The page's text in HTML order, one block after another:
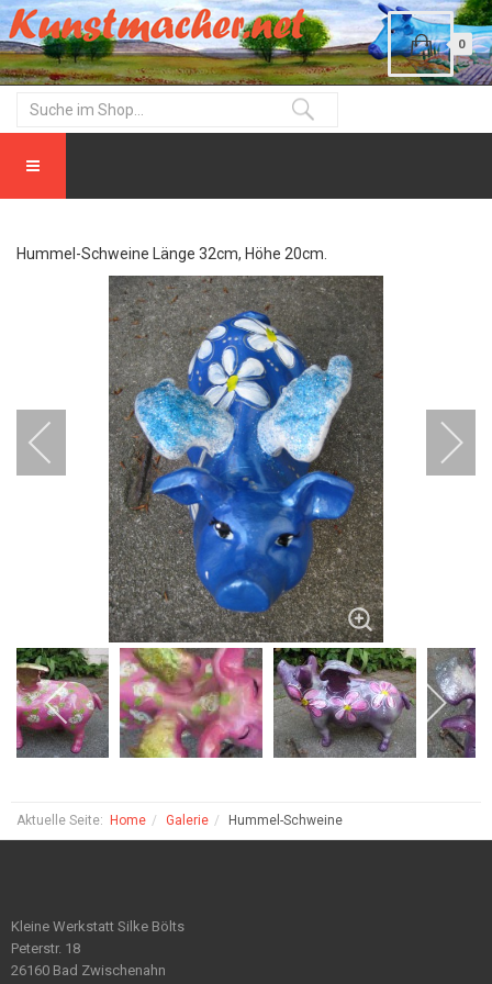
0
Hummel-Schweine Länge 32cm, Höhe 20cm.
Aktuelle Seite: Home Galerie Hummel-Schweine
Kleine Werkstatt Silke Bölts
Peterstr. 18
26160 Bad Zwischenahn